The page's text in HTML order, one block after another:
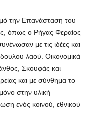
την Επανάσταση του
όπως ο Ρήγας Φεραίος
με τις ιδέες και
λαού. Οικονομικά
Σκουφάς και
και με σύνθημα το
στην υλική
ενός κοινού, εθνικού